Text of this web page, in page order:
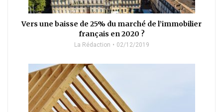
Vers une baisse de 25% du marché de l’immobilier
français en 2020 ?
La Rédaction 02/12/2019